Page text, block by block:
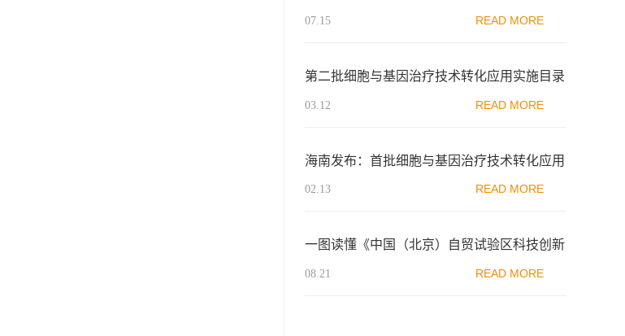
07.15 READ MORE
第二批细胞与基因治疗技术转化应用实施目录
公布
03.12 READ MORE
海南发布：首批细胞与基因治疗技术转化应用
实施目录公布
02.13 READ MORE
一图读懂《中国（北京）自贸试验区科技创新
片区昌平组团促进医药健康产业发展支持办
08.21 READ MORE